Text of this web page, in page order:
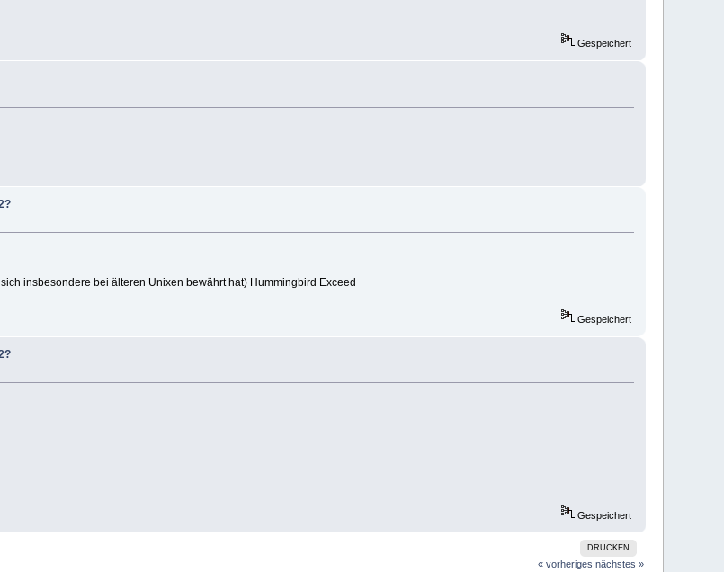
Gespeichert
insbesondere bei älteren Unixen bewährt hat) Hummingbird Exceed
Gespeichert
Gespeichert
DRUCKEN
« vorheriges nächstes »